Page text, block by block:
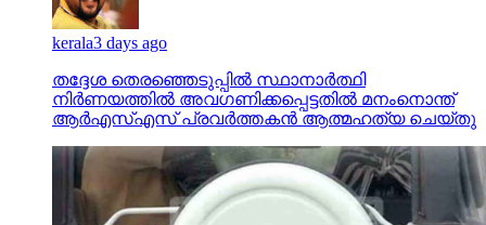
kerala3 days ago
തദ്ദേശ തെരഞ്ഞെടുപ്പില്‍ സ്ഥാനാര്‍ത്ഥി
നിര്‍ണയത്തില്‍ അവഗണിക്കപ്പെട്ടതില്‍ മനംനൊന്ത്
ആര്‍എസ്എസ് പ്രവര്‍ത്തകന്‍ ആത്മഹത്യ ചെയ്തു